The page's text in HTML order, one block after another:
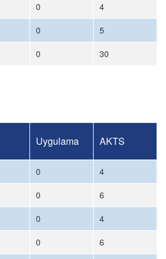
0
4
0
5
0 30
Uygulama AKTS
0
4
0
6
0
4
0
6